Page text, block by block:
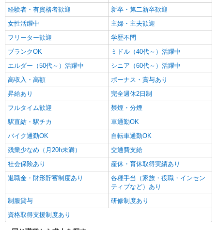
高齢者向けマンションstaff
時給1550円 ◆前払い・日払い・週払いOK
熊本県熊本市中央区
詳細を見る
アルバイト パート 派遣社員
日研トータルソーシング株式会社 メディカルケア事業部/熊本オフィ
ス【看護助手】
看護助手（ナースエイド）
時給1,300円 ★週払いOK（規定あり） ※給与
幅は経験・能力による
熊本県熊本市中央区 【最寄駅】熊本市電「味
噌天神前」駅 ★マイカー・バイク通勤もOK！
（規定あり）
詳細を見る
経験者・有資格者歓迎
新卒・第二新卒歓迎
女性活躍中
主婦・主夫歓迎
フリーター歓迎
学歴不問
ブランクOK
ミドル（40代～）活躍中
エルダー（50代～）活躍中
シニア（60代～）活躍中
高収入・高額
ボーナス・賞与あり
昇給あり
完全週休2日制
フルタイム歓迎
禁煙・分煙
駅直結・駅チカ
車通勤OK
バイク通勤OK
自転車通勤OK
残業少なめ（月20h未満）
交通費支給
社会保険あり
産休・育休取得実績あり
退職金・財形貯蓄制度あり
各種手当（家族・役職・インセン
ティブなど）あり
制服貸与
研修制度あり
資格取得支援制度あり